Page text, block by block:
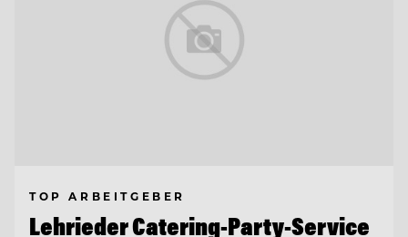
TOP ARBEITGEBER
Lehrieder Catering-Party-Service